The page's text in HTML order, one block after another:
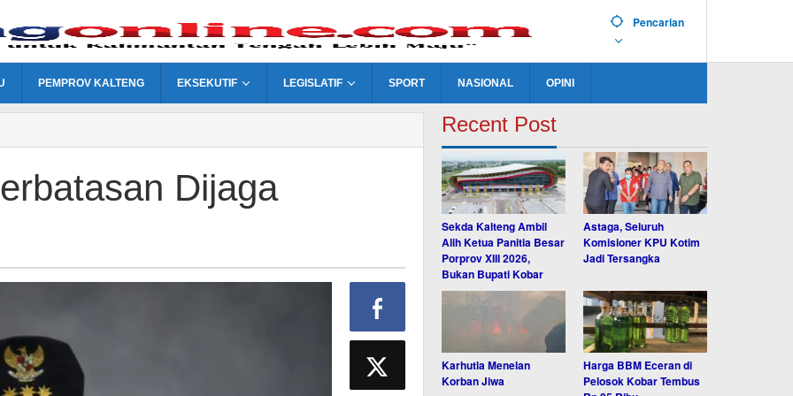
Pencarian
PEMPROV KALTENG EKSEKUTIF LEGISLATIF SPORT NASIONAL OPINI
Dijaga
Recent Post
Sekda Kalteng Ambil
Alih Ketua Panitia Besar
Porprov XIII 2026,
Bukan Bupati Kobar
Astaga, Seluruh
Komisioner KPU Kotim
Jadi Tersangka
Karhutla Menelan
Korban Jiwa
Harga BBM Eceran di
Pelosok Kobar Tembus